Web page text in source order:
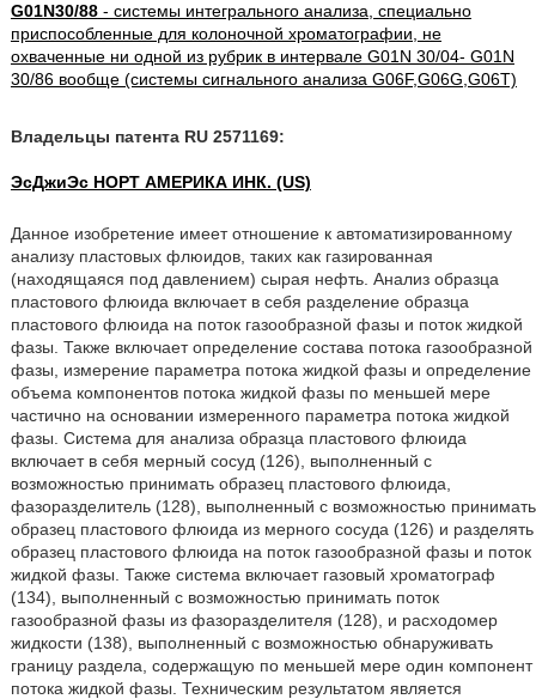
G01N30/88- системы интегрального анализа, специально
приспособленные для колоночной хроматографии, не
охваченные ни одной из рубрик в интервале G01N 30/04- G01N
30/86 вообще (системы сигнального анализа G06F,G06G,G06T)
Владельцы патента RU 2571169:
ЭсДжиЭс НОРТ АМЕРИКА ИНК. (US)
Данное изобретение имеет отношение к автоматизированному
анализу пластовых флюидов, таких как газированная
(находящаяся под давлением) сырая нефть. Анализ образца
пластового флюида включает в себя разделение образца
пластового флюида на поток газообразной фазы и поток жидкой
фазы. Также включает определение состава потока газообразной
фазы, измерение параметра потока жидкой фазы и определение
объема компонентов потока жидкой фазы по меньшей мере
частично на основании измеренного параметра потока жидкой
фазы. Система для анализа образца пластового флюида
включает в себя мерный сосуд (126), выполненный с
возможностью принимать образец пластового флюида,
фазоразделитель (128), выполненный с возможностью принимать
образец пластового флюида из мерного сосуда (126) и разделять
образец пластового флюида на поток газообразной фазы и поток
жидкой фазы. Также система включает газовый хроматограф
(134), выполненный с возможностью принимать поток
газообразной фазы из фазоразделителя (128), и расходомер
жидкости (138), выполненный с возможностью обнаруживать
границу раздела, содержащую по меньшей мере один компонент
потока жидкой фазы. Техническим результатом является